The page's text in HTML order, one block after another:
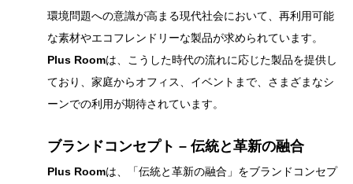
環境問題への意識が高まる現代社会において、再利用可能
な素材やエコフレンドリーな製品が求められています。
Plus Roomは、こうした時代の流れに応じた製品を提供し
ており、家庭からオフィス、イベントまで、さまざまなシ
ーンでの利用が期待されています。
ブランドコンセプト – 伝統と革新の融合
Plus Roomは、「伝統と革新の融合」をブランドコンセプ